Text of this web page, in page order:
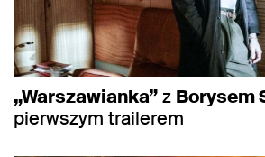
„Warszawianka”z Borysem
pierwszym trailerem